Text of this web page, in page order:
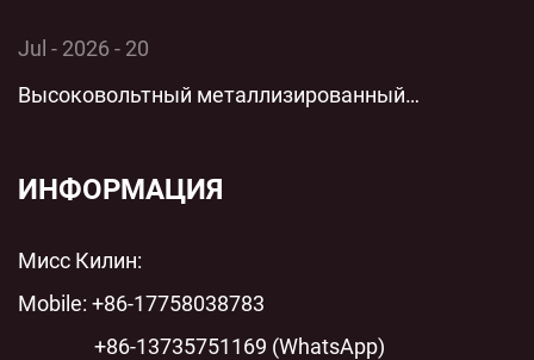
защиты для современных энергосистем
Jul - 2026 - 20
Высоковольтный металлизированный
пленочный конденсатор переменного тока с
современных энергосистем
ИНФОРМАЦИЯ
Мисс Килин:
Mobile: +86-17758038783
+86-13735751169 (WhatsApp)